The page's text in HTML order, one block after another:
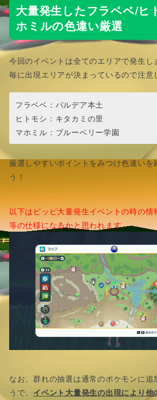
大量発生したフラベベ/ヒ
ホミルの色違い厳選
今回のイベントは全てのエリアで発生し
毎に出現エリアが決まっているので注意
フラベベ：パルデア本土
ヒトモシ：キタカミの里
マホミル：ブルーベリー学園
厳選しやすいポイントをみつけ色違いを
う！
以下はピッピ大量発生イベントの時の情
等の仕様になるかと思われます。
なお、群れの抽選は通常のポケモンに
うで、 イベント大量発生の出現により他